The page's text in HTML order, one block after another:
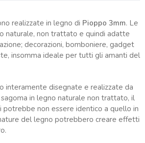
realizzate in legno di Pioppo 3mm. Le
naturale, non trattato e quindi adatte
decorazioni, bomboniere, gadget
insomma ideale per tutti gli amanti del
interamente disegnate e realizzate da
in legno naturale non trattato, il
non essere identico a quello in
del legno potrebbero creare effetti